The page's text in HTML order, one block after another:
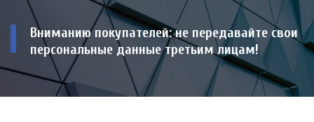
Вниманию покупателей: не передавайте свои
персональные данные третьим лицам!